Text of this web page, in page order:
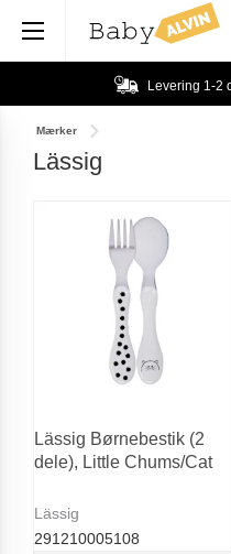
Mærker
Lässig
Lässig Børnebestik (2
dele), Little Chums/Cat
Lässig
291210005108